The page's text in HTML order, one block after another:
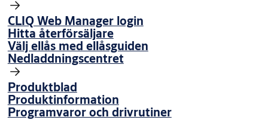
CLIQ Web Manager login
Hitta återförsäljare
Välj ellås med ellåsguiden
Nedladdningscentret
Produktblad
Produktinformation
Programvaror och drivrutiner